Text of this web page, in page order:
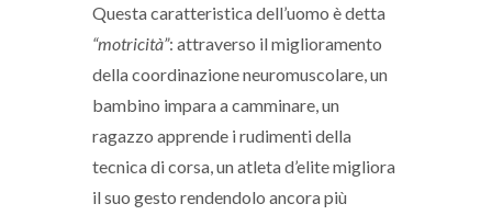
Questa caratteristica dell’uomo è detta
“motricità”: attraverso il miglioramento
della coordinazione neuromuscolare, un
bambino impara a camminare, un
ragazzo apprende i rudimenti della
tecnica di corsa, un atleta d’elite migliora
il suo gesto rendendolo ancora più